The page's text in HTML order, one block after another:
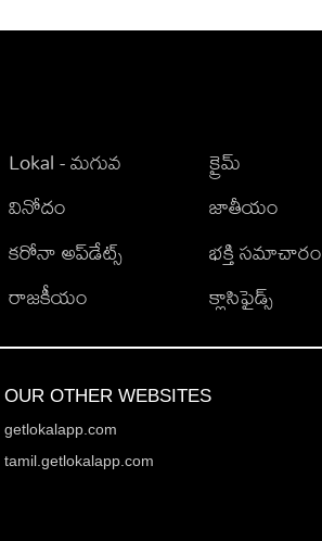
Lokal - మగువ
వినోదం
కరోనా అప్‌డేట్స్
రాజకీయం
క్రైమ్
జాతీయం
భక్తి సమాచారం
క్లాసిఫైడ్స్
OUR OTHER WEBSITES
getlokalapp.com
tamil.getlokalapp.com